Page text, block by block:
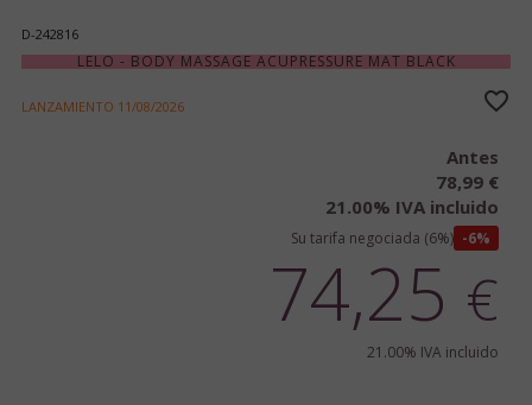
D-242816
LELO - BODY MASSAGE ACUPRESSURE MAT BLACK
LANZAMIENTO 11/08/2026
Antes
78,99 €
21.00% IVA incluido
Su tarifa negociada (6%) 6%
74,25 €
21.00% IVA incluido